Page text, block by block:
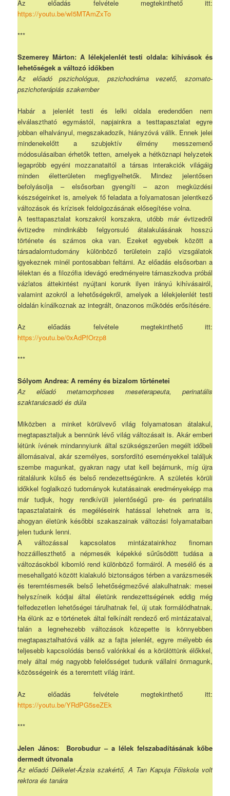
Az előadás felvétele megtekinthető itt:
https://youtu.be/wI5MTAmZxTo
***
Szemerey Márton: A lélekjelenlét testi oldala: kihívások és
lehetőségek a változó időkben
Az előadó pszichológus, pszichodráma vezető, szomato-
pszichoterápiás szakember
Habár a jelenlét testi és lelki oldala eredendően nem
elválasztható egymástól, napjainkra a testtapasztalat egyre
jobban elhalványul, megszakadozik, hiányzóvá válik. Ennek jelei
mindenekelőtt a szubjektív élmény messzemenő
módosulásaiban érhetők tetten, amelyek a hétköznapi helyzetek
legapróbb egyéni mozzanataitól a társas interakciók világáig
minden életterületen megfigyelhetők. Mindez jelentősen
befolyásolja – elsősorban gyengíti – azon megküzdési
készségeinket is, amelyek fő feladata a folyamatosan jelentkező
változások és krízisek feldolgozásának elősegítése volna.
A testtapasztalat korszakról korszakra, utóbb már évtizedről
évtizedre mindinkább felgyorsuló átalakulásának hosszú
története és számos oka van. Ezeket egyebek között a
társadalomtudomány különböző területein zajló vizsgálatok
igyekeznek minél pontosabban feltárni. Az előadás elsősorban a
lélektan és a filozófia idevágó eredményeire támaszkodva próbál
vázlatos áttekintést nyújtani korunk ilyen irányú kihívásairól,
valamint azokról a lehetőségekről, amelyek a lélekjelenlét testi
oldalán kínálkoznak az integrált, önazonos működés erősítésére.
Az előadás felvétele megtekinthető itt:
https://youtu.be/0xAdPfOrzp8
***
Sólyom Andrea: A remény és bizalom történetei
Az előadó metamorphoses meseterapeuta, perinatális
szaktanácsadó és dúla
Miközben a minket körülvevő világ folyamatosan átalakul,
megtapasztaljuk a bennünk lévő világ változásait is. Akár emberi
létünk ívének mindannyiunk által szükségszerűen megélt időbeli
állomásaival, akár személyes, sorsfordító eseményekkel találjuk
szembe magunkat, gyakran nagy utat kell bejárnunk, míg újra
rátalálunk külső és belső rendezettségünkre. A születés körüli
időkkel foglalkozó tudományok kutatásainak eredményeképp ma
már tudjuk, hogy rendkívüli jelentőségű pre- és perinatális
tapasztalataink és megéléseink hatással lehetnek arra is,
ahogyan életünk későbbi szakaszainak változási folyamataiban
jelen tudunk lenni.
A változással kapcsolatos mintázatainkhoz finoman
hozzáilleszthető a népmesék képekké sűrűsödött tudása a
változásokból kibomló rend különböző formáiról. A mesélő és a
mesehallgató között kialakuló biztonságos térben a varázsmesék
és teremtésmesék belső lehetőségmezővé alakulhatnak: mesei
helyszíneik kódjai által életünk rendezettségének eddig még
felfedezetlen lehetőségei tárulhatnak fel, új utak formálódhatnak.
Ha élünk az e történetek által felkínált rendező erő mintázataival,
talán a legnehezebb változások közepette is könnyebben
megtapasztalhatóvá válik az a fajta jelenlét, egyre mélyebb és
teljesebb kapcsolódás benső valónkkal és a körülöttünk élőkkel,
mely által még nagyobb felelősséget tudunk vállalni önmagunk,
közösségeink és a teremtett világ iránt.
Az előadás felvétele megtekinthető itt:
https://youtu.be/YRdPG5seZEk
***
Jelen János: Borobudur – a lélek felszabadításának kőbe
dermedt útvonala
Az előadó Délkelet-Ázsia szakértő, A Tan Kapuja Főiskola volt
rektora és tanára